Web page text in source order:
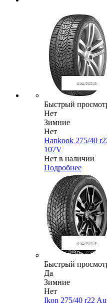
Быстрый
Нет
Зимние
Нет
Hankook 275/40
107V
Нет в наличии
Подробнее
Быстрый
Да
Зимние
Нет
Ikon 275/40 r22